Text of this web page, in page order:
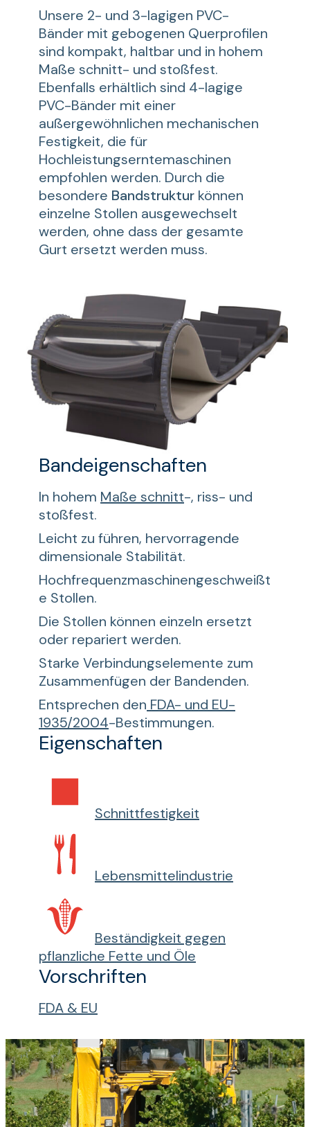
Unsere 2- und 3-lagigen PVC-
Bänder mit gebogenen Querprofilen
sind kompakt, haltbar und in hohem
Maße schnitt- und stoßfest.
Ebenfalls erhältlich sind 4-lagige
PVC-Bänder mit einer
außergewöhnlichen mechanischen
Festigkeit, die für
Hochleistungserntemaschinen
empfohlen werden. Durch die
besondere Bandstruktur können
einzelne Stollen ausgewechselt
werden, ohne dass der gesamte
Gurt ersetzt werden muss.
Bandeigenschaften
In hohem Maße schnitt-, riss- und
stoßfest.
Leicht zu führen, hervorragende
dimensionale Stabilität.
Hochfrequenzmaschinengeschweißt
e Stollen.
Die Stollen können einzeln ersetzt
oder repariert werden.
Starke Verbindungselemente zum
Zusammenfügen der Bandenden.
Entsprechen den FDA- und EU-
1935/2004-Bestimmungen.
Eigenschaften
Schnittfestigkeit
Lebensmittelindustrie
Beständigkeit gegen
pflanzliche Fette und Öle
Vorschriften
FDA & EU